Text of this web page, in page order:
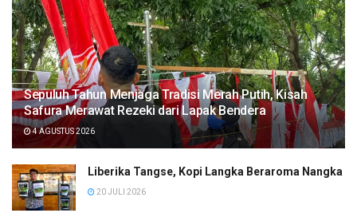
Sepuluh Tahun Menjaga Tradisi Merah Putih, Kisah
Safura Merawat Rezeki dari Lapak Bendera
4 AGUSTUS 2026
Liberika Tangse, Kopi Langka Beraroma Nangka
20 JULI 2026